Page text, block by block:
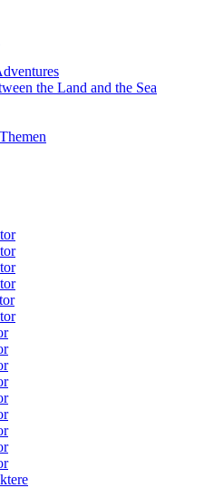
the Land and the Sea